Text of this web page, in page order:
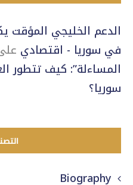
الدعم الخليجي المؤقت
في سوريا - اقتصادي
المساءلة”: كيف تتطور
سوريا؟
Biography